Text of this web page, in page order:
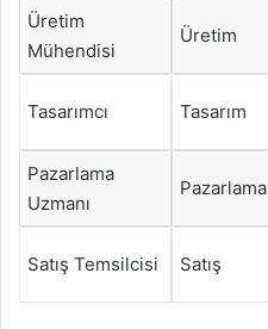
Üretim
Mühendisi
Üretim
Tasarımcı Tasarım
Pazarlama
Uzmanı
Pazarlama
Satış Temsilcisi Satış